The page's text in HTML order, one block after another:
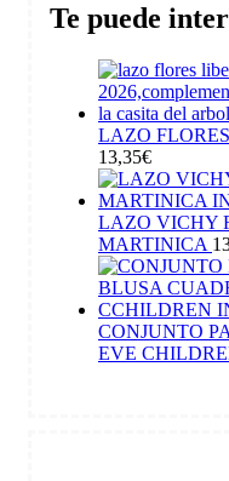
Te puede
LAZO
13,35€
LAZO VICHY
MARTINICA
CONJUNTO
EVE